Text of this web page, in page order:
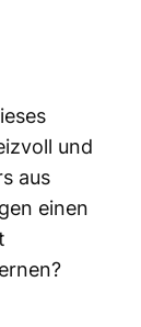
und
aus
einen